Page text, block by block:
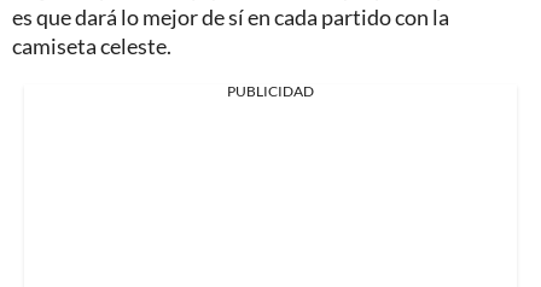
es que dará lo mejor de sí en cada partido con la
camiseta celeste.
PUBLICIDAD